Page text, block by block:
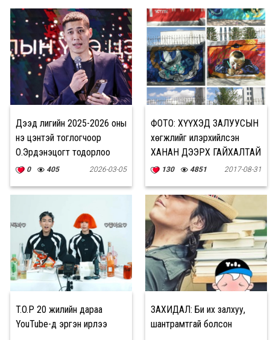
Дээд лигийн 2025-2026 оны
үнэ цэнтэй тоглогчоор
О.Эрдэнэцогт тодорлоо
0 405 2026-03-05
ФОТО: ХҮҮХЭД ЗАЛУУСЫН
хөгжлийг илэрхийлсэн
ХАНАН ДЭЭРХ ГАЙХАЛТАЙ
ЗУРГУУД
130 4851 2017-08-31
T.O.P 20 жилийн дараа
YouTube-д эргэн ирлээ
ЗАХИДАЛ: Би их залхуу,
шантрамтгай болсон